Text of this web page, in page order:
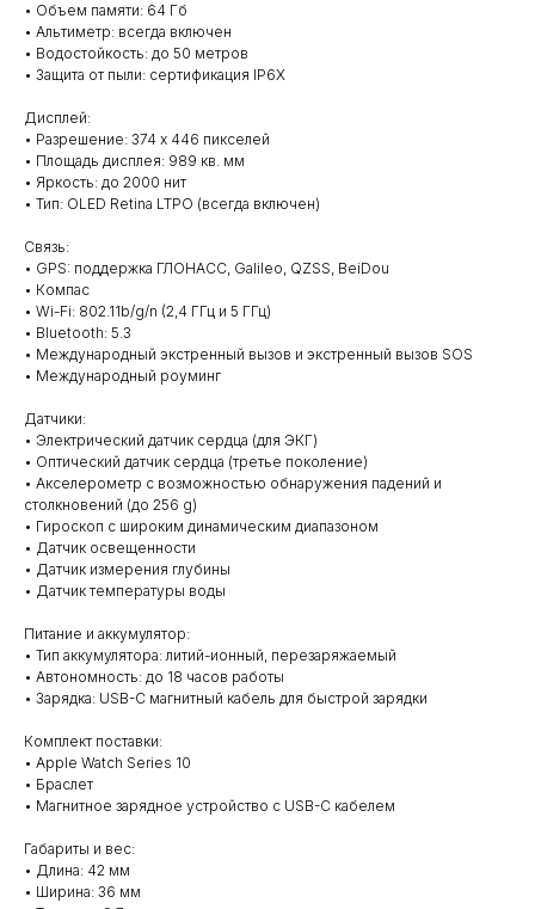
• Объем памяти: 64 Гб
• Альтиметр: всегда включен
• Водостойкость: до 50 метров
• Защита от пыли: сертификация IP6X
Дисплей:
• Разрешение: 374 x 446 пикселей
• Площадь дисплея: 989 кв. мм
• Яркость: до 2000 нит
• Тип: OLED Retina LTPO (всегда включен)
Связь:
• GPS: поддержка ГЛОНАСС, Galileo, QZSS, BeiDou
• Компас
• Wi-Fi: 802.11b/g/n (2,4 ГГц и 5 ГГц)
• Bluetooth: 5.3
• Международный экстренный вызов и экстренный вызов SOS
• Международный роуминг
Датчики:
• Электрический датчик сердца (для ЭКГ)
• Оптический датчик сердца (третье поколение)
• Акселерометр с возможностью обнаружения падений и
столкновений (до 256 g)
• Гироскоп с широким динамическим диапазоном
• Датчик освещенности
• Датчик измерения глубины
• Датчик температуры воды
Питание и аккумулятор:
• Тип аккумулятора: литий-ионный, перезаряжаемый
• Автономность: до 18 часов работы
• Зарядка: USB-C магнитный кабель для быстрой зарядки
Комплект поставки:
• Apple Watch Series 10
• Браслет
• Магнитное зарядное устройство с USB-C кабелем
Габариты и вес:
• Длина: 42 мм
• Ширина: 36 мм